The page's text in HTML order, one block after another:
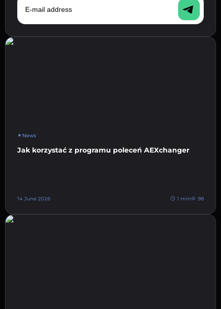
News
Jak korzystać z programu poleceń AEXchanger
14 June 2026 1 min 98